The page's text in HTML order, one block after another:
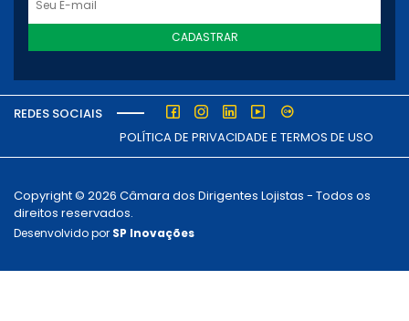
CADASTRAR
REDES SOCIAIS
POLÍTICA DE PRIVACIDADE E TERMOS DE USO
Copyright © 2026 Câmara dos Dirigentes Lojistas - Todos os
direitos reservados.
Desenvolvido por SP Inovações